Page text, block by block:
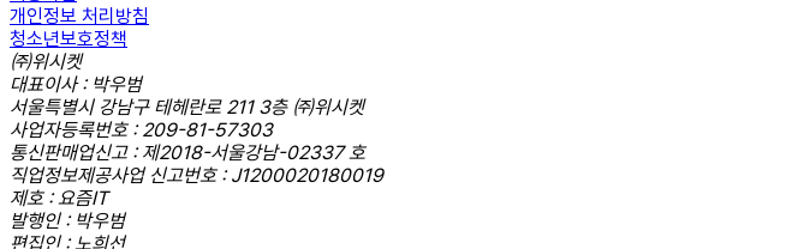
개인정보 처리방침
청소년보호정책
㈜위시켓
대표이사 : 박우범
서울특별시 강남구 테헤란로 211 3층 ㈜위시켓
사업자등록번호 : 209-81-57303
통신판매업신고 : 제2018-서울강남-02337 호
직업정보제공사업 신고번호 : J1200020180019
제호 : 요즘IT
발행인 : 박우범
편집인 : 노희선